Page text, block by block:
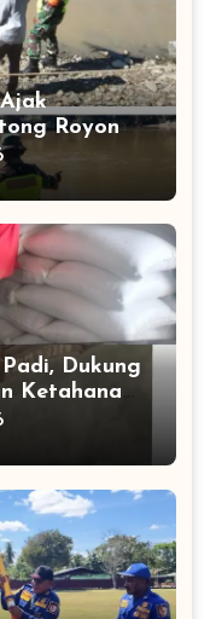
Royong
Dukung
Ketahanan